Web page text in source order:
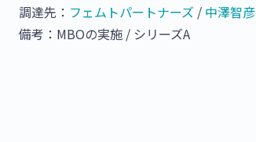
調達先： フェムトパートナーズ / 中澤智彦
備考：MBOの実施 / シリーズA